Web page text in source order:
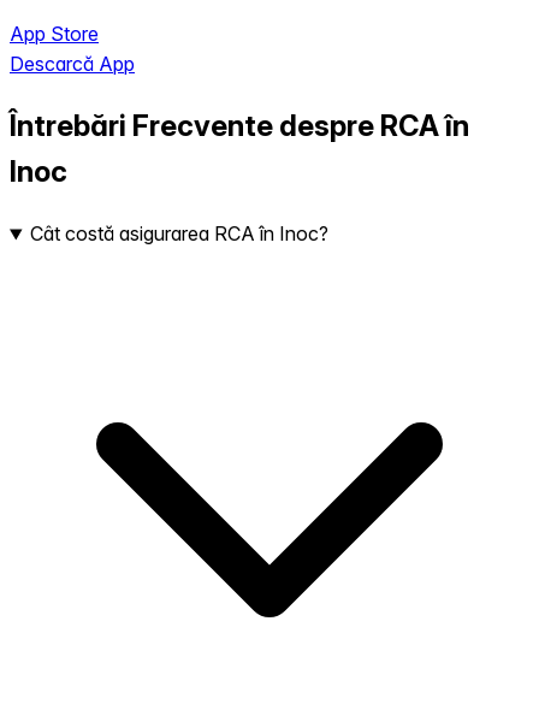
App Store
Descarcă App
Întrebări Frecvente despre RCA în
Inoc
Cât costă asigurarea RCA în Inoc?